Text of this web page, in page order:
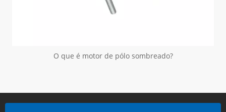
O que é motor de pólo sombreado?